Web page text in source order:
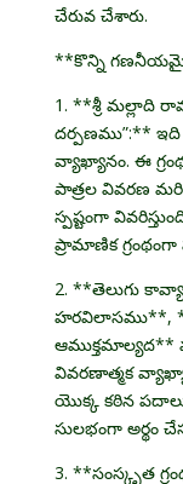
చేరువ చేశారు.
**కొన్ని
1. **శ్రీ మల్లాది
దర్పణము”:**
వ్యాఖ్యానం. ఈ
పాత్రల వివరణ
స్పష్టంగా
ప్రామాణిక గ్రంథంగా
2. **తెలుగు
హరవిలాసము**,
ఆముక్తమాల్యద**
వివరణాత్మక
యొక్క కఠిన
సులభంగా
3. **సంస్కృత